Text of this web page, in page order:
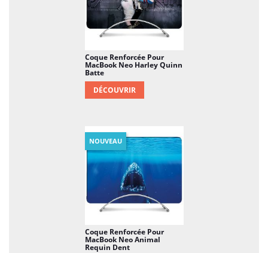
Coque Renforcée Pour
MacBook Neo Harley Quinn
Batte
DÉCOUVRIR
Coque Renforcée Pour
MacBook Neo Animal
Requin Dent
NOUVEAU